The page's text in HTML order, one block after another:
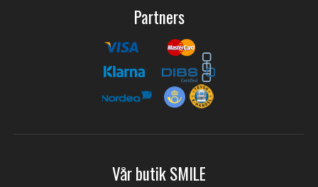
Partners
Vår butik SMILE